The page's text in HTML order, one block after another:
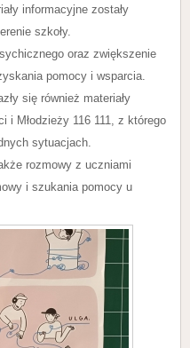
informacyjne zostały
szkoły.
oraz zwiększenie
pomocy i wsparcia.
się również materiały
i Młodzieży 116 111, z którego
sytuacjach.
rozmowy z uczniami
i szukania pomocy u